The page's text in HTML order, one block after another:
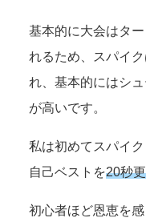
基本的に大会はタ
れるため、スパイ
れ、基本的にはシ
が高いです。
私は初めてスパイ
自己ベストを20秒
初心者ほど恩恵を